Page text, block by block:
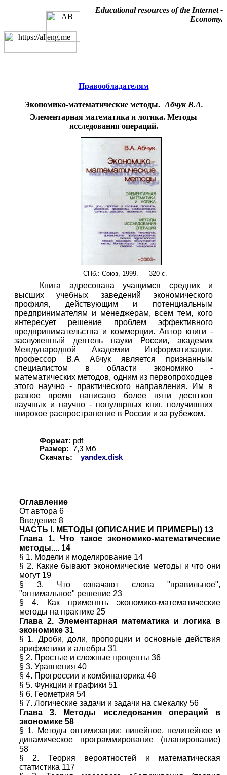
Educational resources of the Internet-
Economy.
Правообладателям
Экономико-математические методы.Абчук В.А.
Элементарная математика и логика. Методы
исследования операций.
СПб.: Союз, 1999. — 320 с.
Книга адресована учащимся средних и
высших учебных заведений экономического
профиля, действующим и потенциальным
предпринимателям и менеджерам, всем тем, кого
интересует решение проблем эффективного
предпринимательства и коммерции. Автор книги -
заслуженный деятель науки России, академик
Международной Академии Информатизации,
профессор В.А Абчук является признанным
специалистом в области экономико -
математических методов, одним из первопроходцев
этого научно - практического направления. Им в
разное время написано более пяти десятков
научных и научно - популярных книг, получивших
широкое распространение в России и за рубежом.
Формат: pdf
Размер: 7,3 Мб
Скачать:
yandex.disk
Оглавление
От автора 6
Введение 8
ЧАСТЬ I. МЕТОДЫ (ОПИСАНИЕ И ПРИМЕРЫ) 13
Глава 1. Что такое экономико-математические
методы.... 14
§ 1. Модели и моделирование 14
§ 2. Какие бывают экономические методы и что они
могут 19
§ 3. Что означают слова "правильное",
"оптимальное" решение 23
§ 4. Как применять экономико-математические
методы на практике 25
Глава 2. Элементарная математика и логика в
экономике 31
§ 1. Дроби, доли, пропорции и основные действия
арифметики и алгебры 31
§ 2. Простые и сложные проценты 36
§ 3. Уравнения 40
§ 4. Прогрессии и комбинаторика 48
§ 5. Функции и графики 51
§ 6. Геометрия 54
§ 7. Логические задачи и задачи на смекалку 56
Глава 3. Методы исследования операций в
экономике 58
§ 1. Методы оптимизации: линейное, нелинейное и
динамическое программирование (планирование)
58
§ 2. Теория вероятностей и математическая
статистика 117